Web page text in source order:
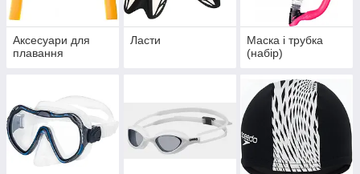
Аксесуари для
плавання
Ласти
Маска і трубка
(набір)